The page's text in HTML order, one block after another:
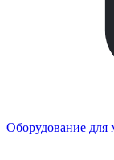
Оборудование для